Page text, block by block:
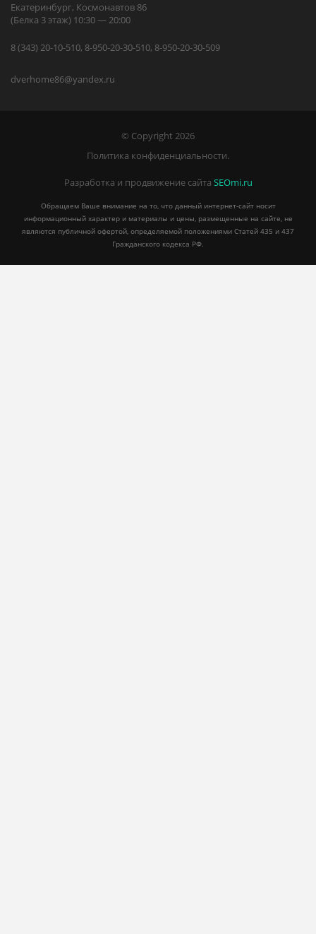
Екатеринбург, Космонавтов 86
(Белка 3 этаж) 10:30 — 20:00
8 (343) 20-10-510, 8-950-20-30-510, 8-950-20-30-509
dverhome86@yandex.ru
© Copyright 2026
Политика конфиденциальности.
Разработка и продвижение сайта SEOmi.ru
Обращаем Ваше внимание на то, что данный интернет-сайт носит
информационный характер и материалы и цены, размещенные на сайте, не
являются публичной офертой, определяемой положениями Статей 435 и 437
Гражданского кодекса РФ.